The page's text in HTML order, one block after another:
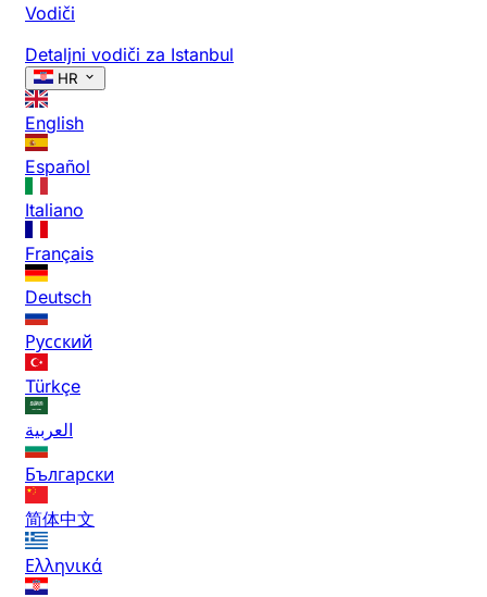
Vodiči
Detaljni vodiči za Istanbul
HR
English
Español
Italiano
Français
Deutsch
Русский
Türkçe
العربية
Български
简体中文
Ελληνικά